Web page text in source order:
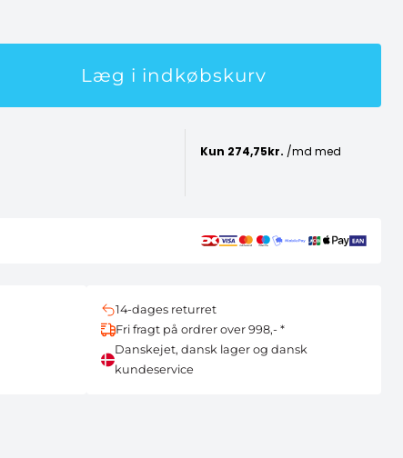
Læg i indkøbskurv
14-dages returret
Fri fragt på ordrer over 998,- *
Danskejet, dansk lager og dansk
kundeservice